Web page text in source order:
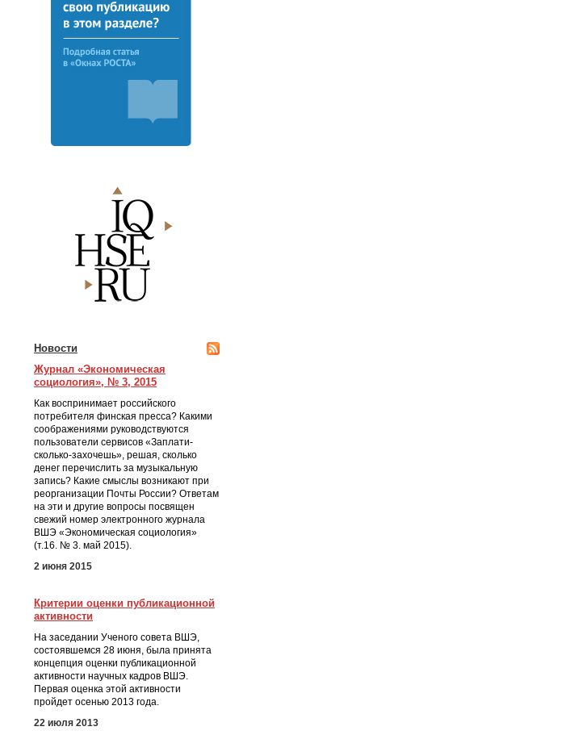
Новости
Журнал «Экономическая
социология», № 3, 2015
Как воспринимает российского
потребителя финская пресса? Какими
соображениями руководствуются
пользователи сервисов «Заплати-
сколько-захочешь», решая, сколько
денег перечислить за музыкальную
запись? Какие смыслы возникают при
реорганизации Почты России? Ответам
на эти и другие вопросы посвящен
свежий номер электронного журнала
ВШЭ «Экономическая социология»
(т.16. № 3. май 2015).
2 июня 2015
Критерии оценки публикационной
активности
На заседании Ученого совета ВШЭ,
состоявшемся 28 июня, была принята
концепция оценки публикационной
активности научных кадров ВШЭ.
Первая оценка этой активности
пройдет осенью 2013 года.
22 июля 2013